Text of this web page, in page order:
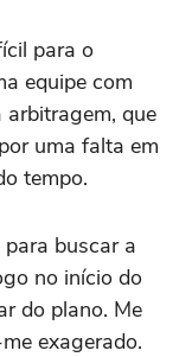
para o
equipe com
arbitragem, que
uma falta em
tempo.
buscar a
no início do
do plano. Me
exagerado.